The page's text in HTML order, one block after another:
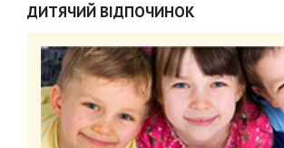
ДИТЯЧИЙ ВІДПОЧИНОК